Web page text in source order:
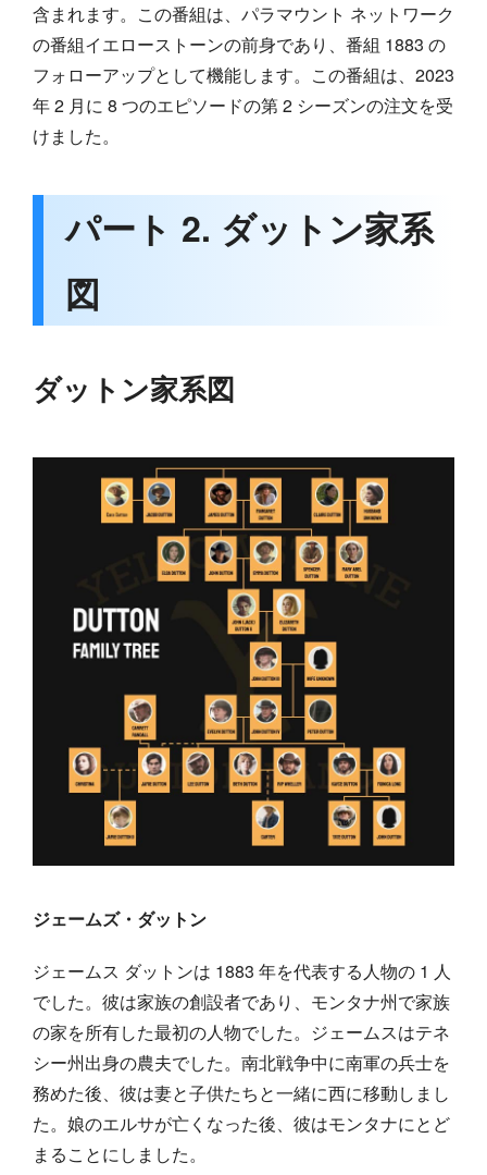
含まれます。この番組は、パラマウント ネットワーク
の番組イエローストーンの前身であり、番組 1883 の
フォローアップとして機能します。この番組は、2023
年 2 月に 8 つのエピソードの第 2 シーズンの注文を受
けました。
パート 2. ダットン家系
図
ダットン家系図
ジェームズ・ダットン
ジェームス ダットンは 1883 年を代表する人物の 1 人
でした。彼は家族の創設者であり、モンタナ州で家族
の家を所有した最初の人物でした。ジェームスはテネ
シー州出身の農夫でした。南北戦争中に南軍の兵士を
務めた後、彼は妻と子供たちと一緒に西に移動しまし
た。娘のエルサが亡くなった後、彼はモンタナにとど
まることにしました。